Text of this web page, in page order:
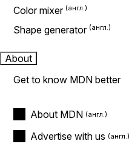
Color mixer
Shape generator
About
Get to know MDN better
About MDN
Advertise with us